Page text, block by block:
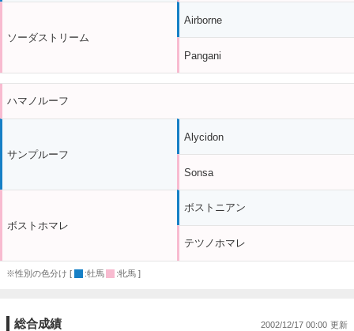
ソーダストリーム
Airborne
Pangani
ハマノルーフ
サンプルーフ
ボストホマレ
Alycidon
Sonsa
ボストニアン
テツノホマレ
※性別の色分け [ :牡馬 :牝馬 ]
総合成績 2002/12/17 00:00